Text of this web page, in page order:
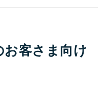
お客さま向け